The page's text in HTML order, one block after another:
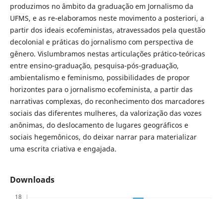
produzimos no âmbito da graduação em Jornalismo da
UFMS, e as re-elaboramos neste movimento a posteriori, a
partir dos ideais ecofeministas, atravessados pela questão
decolonial e práticas do jornalismo com perspectiva de
gênero. Vislumbramos nestas articulações prático-teóricas
entre ensino-graduação, pesquisa-pós-graduação,
ambientalismo e feminismo, possibilidades de propor
horizontes para o jornalismo ecofeminista, a partir das
narrativas complexas, do reconhecimento dos marcadores
sociais das diferentes mulheres, da valorização das vozes
anônimas, do deslocamento de lugares geográficos e
sociais hegemônicos, do deixar narrar para materializar
uma escrita criativa e engajada.
Downloads